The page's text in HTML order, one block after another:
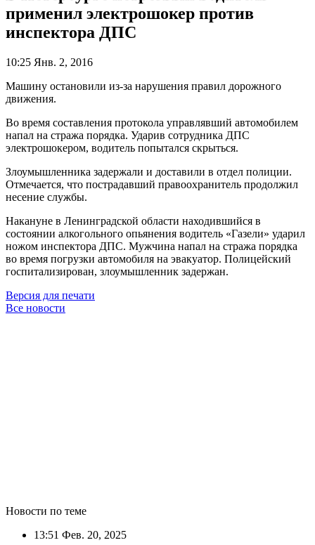
применил электрошокер против
инспектора ДПС
10:25 Янв. 2, 2016
Машину остановили из-за нарушения правил дорожного
движения.
Во время составления протокола управлявший автомобилем
напал на стража порядка. Ударив сотрудника ДПС
электрошокером, водитель попытался скрыться.
Злоумышленника задержали и доставили в отдел полиции.
Отмечается, что пострадавший правоохранитель продолжил
несение службы.
Накануне в Ленинградской области находившийся в
состоянии алкогольного опьянения водитель «Газели» ударил
ножом инспектора ДПС. Мужчина напал на стража порядка
во время погрузки автомобиля на эвакуатор. Полицейский
госпитализирован, злоумышленник задержан.
Версия для печати
Все новости
Новости по теме
13:51 Фев. 20, 2025